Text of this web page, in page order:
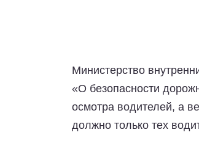
Министерство
«О безопасности
осмотра водителей, а
должно только тех